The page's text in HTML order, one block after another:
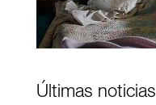
Últimas noticias